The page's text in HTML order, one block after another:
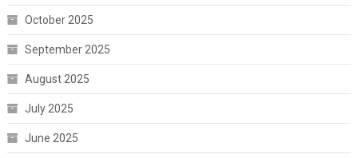
October 2025
September 2025
August 2025
July 2025
June 2025